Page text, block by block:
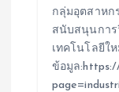
กลุ่มอุตสาหก
สนับสนุนกา
เทคโนโลยีใ
ข้อมูล